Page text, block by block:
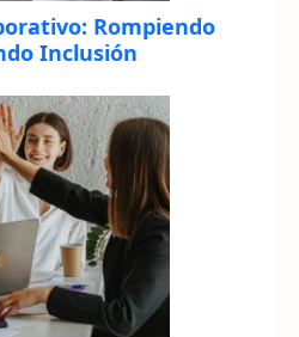
Rompiendo
Inclusión